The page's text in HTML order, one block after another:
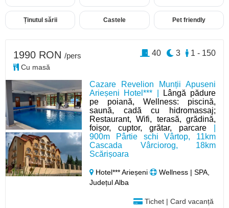
Ținutul sării Castele Pet friendly
Cazare Revelion Munții Apuseni
Arieșeni Hotel*** |
Lângă pădure
pe poiană, Wellness: piscină,
saună, cadă cu hidromassaj;
Restaurant, Wifi, terasă, grădină,
foișor, cuptor, grătar, parcare
900m Pârtie schi Vârtop, 11km
Cascada Vârciorog, 18km
Scărișoara
Hotel*** Arieșeni
Wellness | SPA,
Județul Alba
Tichet | Card vacanță
1990 RON /pers
Cu masă
1 - 150
3
40